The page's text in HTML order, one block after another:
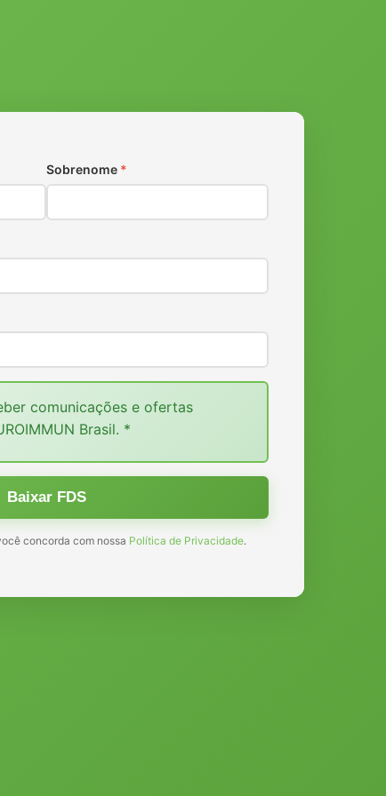
Sobrenome *
comunicações e ofertas
Brasil. *
Baixar FDS
concorda com nossa Política de Privacidade.